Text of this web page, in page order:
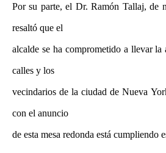
Por su parte, el Dr. Ramón Tallaj, de
resaltó que el
alcalde se ha comprometido a llevar la
calles y los
vecindarios de la ciudad de Nueva
con el anuncio
de esta mesa redonda está cumpliendo